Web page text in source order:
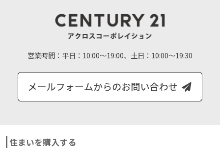
営業時間： 平日：10:00～19:00、土日：10:00～19:30
住まいを購入する